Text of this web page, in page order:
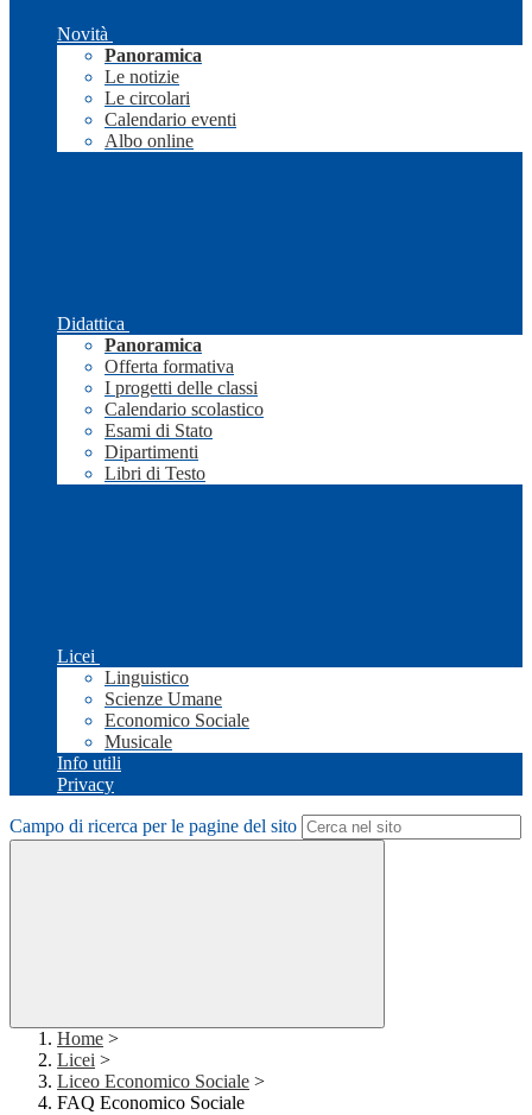
Novità
Panoramica
Le notizie
Le circolari
Calendario eventi
Albo online
Didattica
Panoramica
Offerta formativa
I progetti delle classi
Calendario scolastico
Esami di Stato
Dipartimenti
Libri di Testo
Licei
Linguistico
Scienze Umane
Economico Sociale
Musicale
Info utili
Privacy
Campo di ricerca per le pagine del sito
Home >
Licei >
Liceo Economico Sociale >
FAQ Economico Sociale